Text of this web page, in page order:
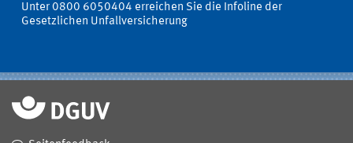
Unter 0800 6050404 erreichen Sie die Infoline der
Gesetzlichen Unfallversicherung